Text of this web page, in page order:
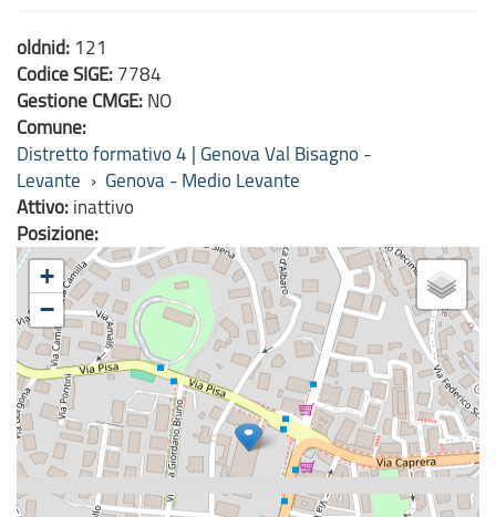
oldnid: 121
Codice SIGE: 7784
Gestione CMGE: NO
Comune:
Distretto formativo 4 | Genova Val Bisagno -
Levante › Genova - Medio Levante
Attivo: inattivo
Posizione:
+
−